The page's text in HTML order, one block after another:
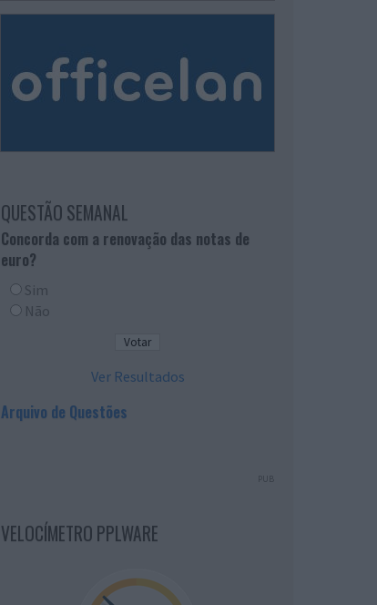
QUESTÃO SEMANAL
Concorda com a renovação das notas de
euro?
Sim
Não
Ver Resultados
Arquivo de Questões
PUB
VELOCÍMETRO PPLWARE